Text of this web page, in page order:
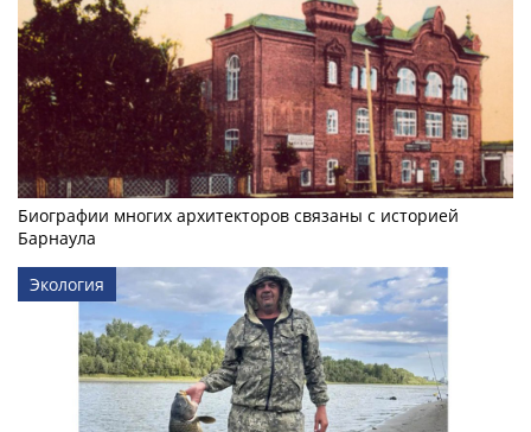
Биографии многих архитекторов связаны с историей
Барнаула
Экология